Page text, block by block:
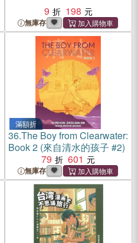
9
198
無庫存
滿額折
36.The Boy from Clearwater:
Book 2 (來自清水的孩子 #2)
79
601
無庫存